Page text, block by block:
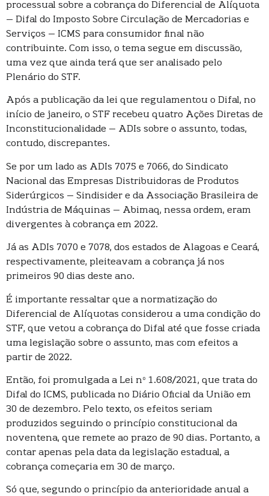
processual sobre a cobrança do Diferencial de Alíquota
– Difal do Imposto Sobre Circulação de Mercadorias e
Serviços – ICMS para consumidor final não
contribuinte. Com isso, o tema segue em discussão,
uma vez que ainda terá que ser analisado pelo
Plenário do STF.
Após a publicação da lei que regulamentou o Difal, no
início de janeiro, o STF recebeu quatro Ações Diretas de
Inconstitucionalidade – ADIs sobre o assunto, todas,
contudo, discrepantes.
Se por um lado as ADIs 7075 e 7066, do Sindicato
Nacional das Empresas Distribuidoras de Produtos
Siderúrgicos – Sindisider e da Associação Brasileira de
Indústria de Máquinas – Abimaq, nessa ordem, eram
divergentes à cobrança em 2022.
Já as ADIs 7070 e 7078, dos estados de Alagoas e Ceará,
respectivamente, pleiteavam a cobrança já nos
primeiros 90 dias deste ano.
É importante ressaltar que a normatização do
Diferencial de Alíquotas considerou a uma condição do
STF, que vetou a cobrança do Difal até que fosse criada
uma legislação sobre o assunto, mas com efeitos a
partir de 2022.
Então, foi promulgada a Lei nº 1.608/2021, que trata do
Difal do ICMS, publicada no Diário Oficial da União em
30 de dezembro. Pelo texto, os efeitos seriam
produzidos seguindo o princípio constitucional da
noventena, que remete ao prazo de 90 dias. Portanto, a
contar apenas pela data da legislação estadual, a
cobrança começaria em 30 de março.
Só que, segundo o princípio da anterioridade anual a